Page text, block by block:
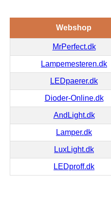
Webshop
MrPerfect.dk
Lampemesteren.dk
LEDpaerer.dk
Dioder-Online.dk
AndLight.dk
Lamper.dk
LuxLight.dk
LEDproff.dk